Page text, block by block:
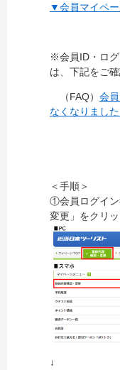
▼会員マイペ
※会員ID・ロ
は、下記をご確
（FAQ） 会
なくなりました
＜手順＞
①会員ログイン
変更」をクリッ
↓